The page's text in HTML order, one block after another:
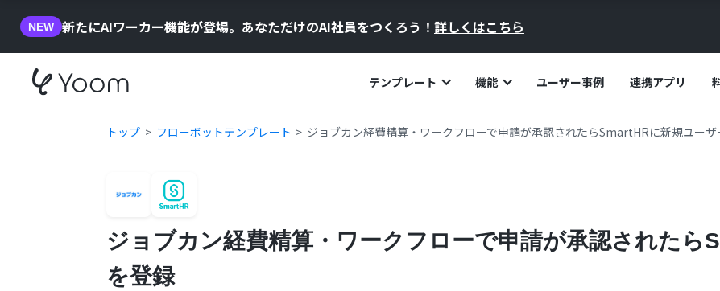
NEW 新たにAIワーカー機能が登場。あなただけのAI社員をつくろう！ 詳しくはこちら
テンプレート 機能 ユーザー事例 連携アプリ
トップ フローボットテンプレート ジョブカン経費精算・ワークフローで申請が承認されたらSmartHRに新規ユー
ジョブカン経費精算・ワークフローで申請が承認されたら
を登録